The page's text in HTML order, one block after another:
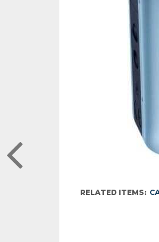
RELATED ITEMS: